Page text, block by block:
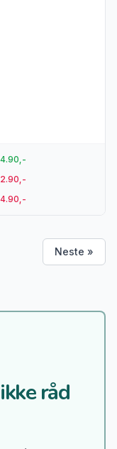
Neste »
råd